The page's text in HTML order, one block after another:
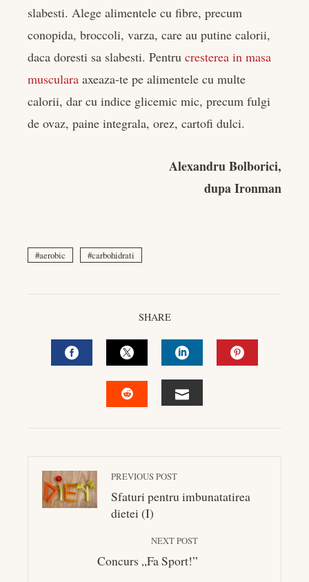
slabesti. Alege alimentele cu fibre, precum
conopida, broccoli, varza, care au putine calorii,
daca doresti sa slabesti. Pentru cresterea in masa
musculara axeaza-te pe alimentele cu multe
calorii, dar cu indice glicemic mic, precum fulgi
de ovaz, paine integrala, orez, cartofi dulci.
Alexandru Bolborici,
dupa Ironman
aerobic carbohidrati
SHARE
FACEBOOKTWITTERLINKEDIN
PREVIOUS POST
Sfaturi pentru imbunatatirea
dietei (I)
NEXT POST
Concurs „Fa Sport!”